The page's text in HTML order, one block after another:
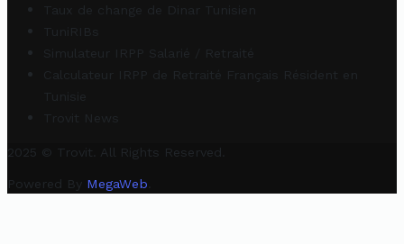
Taux de change de Dinar Tunisien
TuniRIBs
Simulateur IRPP Salarié / Retraité
Calculateur IRPP de Retraité Français Résident en
Tunisie
Trovit News
2025 © Trovit. All Rights Reserved.
Powered By MegaWeb